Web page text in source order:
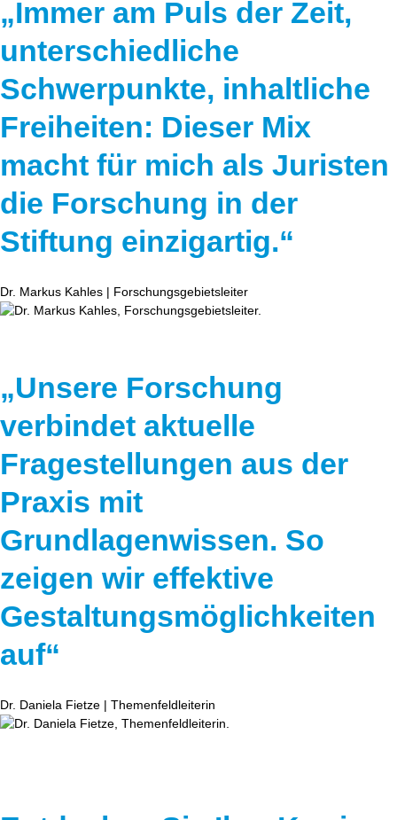
„Immer am Puls der Zeit,
unterschiedliche
Schwerpunkte, inhaltliche
Freiheiten: Dieser Mix
macht für mich als Juristen
die Forschung in der
Stiftung einzigartig.“
Dr. Markus Kahles | Forschungsgebietsleiter
„Unsere Forschung
verbindet aktuelle
Fragestellungen aus der
Praxis mit
Grundlagenwissen. So
zeigen wir effektive
Gestaltungsmöglichkeiten
auf“
Dr. Daniela Fietze | Themenfeldleiterin